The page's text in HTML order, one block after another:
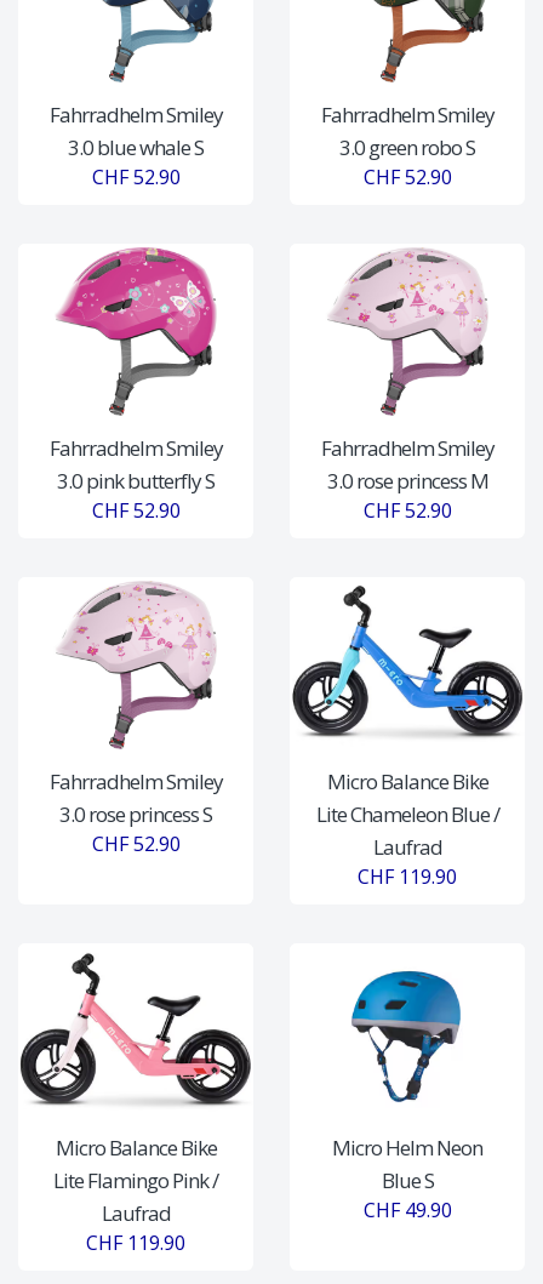
Fahrradhelm Smiley
3.0 blue whale S
CHF 52.90
Fahrradhelm Smiley
3.0 green robo S
CHF 52.90
Fahrradhelm Smiley
3.0 pink butterfly S
CHF 52.90
Fahrradhelm Smiley
3.0 rose princess M
CHF 52.90
Fahrradhelm Smiley
3.0 rose princess S
CHF 52.90
Micro Balance Bike
Lite Chameleon Blue /
Laufrad
CHF 119.90
Micro Balance Bike
Lite Flamingo Pink /
Laufrad
CHF 119.90
Micro Helm Neon
Blue S
CHF 49.90